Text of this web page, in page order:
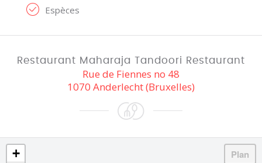
Espèces
Restaurant Maharaja Tandoori Restaurant
Rue de Fiennes no 48
1070 Anderlecht (Bruxelles)
+